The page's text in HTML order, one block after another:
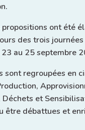
ont été
des trois
au 25 septembre
sont regroupées en
et
être débattues et